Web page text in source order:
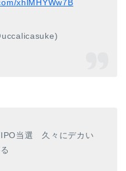
xhlMHYWw7B
IPO当選 久々にデカい